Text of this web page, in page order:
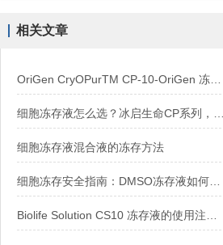
相关文章
细胞冻存液混合液的冻存方法